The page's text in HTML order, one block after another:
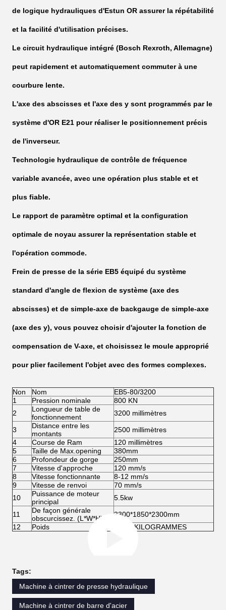
de logique hydrauliques d'Estun OR assurer la répétabilité
et la facilité d'utilisation précises.
Le circuit hydraulique intégré (Bosch Rexroth, Allemagne)
peut rapidement et automatiquement commuter à une
courbure lente.
L'axe des abscisses et l'axe des y sont programmés par le
système d'OR E21 pour réaliser le positionnement précis
de l'inverseur.
Technologie hydraulique de contrôle de fréquence
variable avancée, avec une opération plus stable et et
plus fiable.
Le rapport de paramètre optimal et la configuration
optimale de noyau assurer la représentation stable et
l'opération commode.
Frein de presse de la série EB5 équipé du système
standard d'angle de flexion de système (axe des
abscisses) et de simple-axe de backgauge de simple-axe
(axe des y), vous pouvez choisir d'ajouter la fonction de
compensation de V-axe, et choisissez le moule approprié
pour plier facilement l'objet avec des formes complexes.
Non Nom
EB5-80/3200
1
Pression nominale
800 KN
2
Longueur de table de
fonctionnement
3200 millimètres
3
Distance entre les
montants
2500 millimètres
4
Course de Ram
120 millimètres
5
Taille de Max.opening
380mm
6
Profondeur de gorge
250mm
7
Vitesse d'approche
120 mm/s
8
Vitesse fonctionnante
8-12 mm/s
9
Vitesse de renvoi
70 mm/s
10
Puissance de moteur
principal
5.5kw
11
De façon générale
obscurcissez. (L*W*H)
3300*1850*2300mm
12
Poids 5 200 KILOGRAMMES
Tags:
Machine à cintrer de presse hydraulique
Machine à cintrer de barre d'acier